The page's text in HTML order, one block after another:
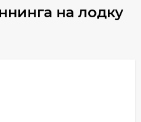
на лодку